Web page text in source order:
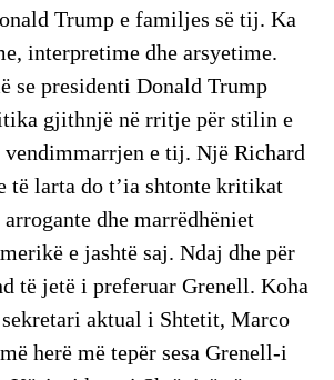
Trump e familjes së tij. Ka
interpretime dhe arsyetime.
se presidenti Donald Trump
gjithnjë në rritje për stilin e
e tij. Një Richard
të larta do t’ia shtonte kritikat
dhe marrëdhëniet
e jashtë saj. Ndaj dhe për
të jetë i preferuar Grenell. Koha
sekretari aktual i Shtetit, Marco
herë më tepër sesa Grenell-i